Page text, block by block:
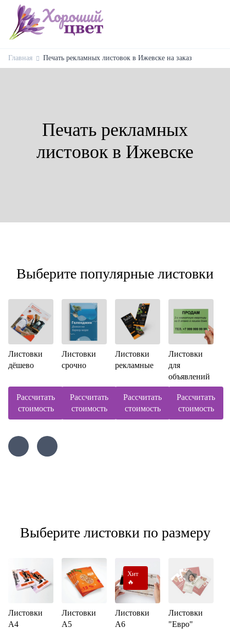
Главная Печать рекламных листовок в Ижевске на заказ
Печать рекламных
листовок в Ижевске
Выберите популярные листовки
Листовки
дёшево
Рассчитать
стоимость
Листовки
срочно
Рассчитать
стоимость
Листовки
рекламные
Рассчитать
стоимость
Листовки
для
объявлений
Рассчитать
стоимость
Выберите листовки по размеру
Листовки
А4
Листовки
А5
Хит
🔥
Листовки
А6
Листовки
"Евро"